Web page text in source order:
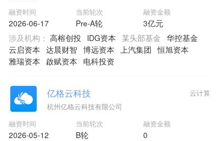
融资时间
2026-06-17
当前轮次
Pre-A轮
融资金额
3亿元
涉及机构： 高榕创投 IDG资本 某头部基金 华控基金
云启资本 达晨财智 博远资本 上汽集团 恒旭资本
雅瑞资本
啟赋资本 电科投资
亿格云科技
杭州亿格云科技有限公司
融资时间
2026-05-12
当前轮次
B轮
融资金额
0
云计算